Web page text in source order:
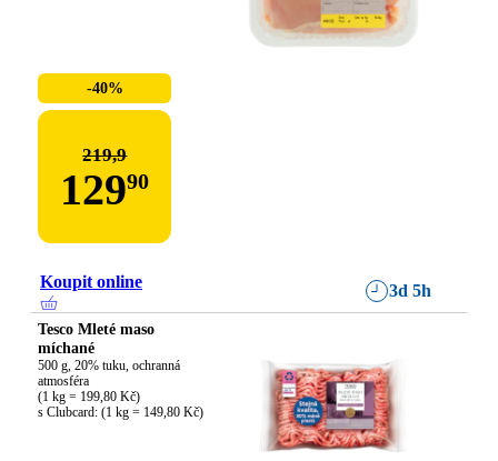
-40%
219,9
12990
Koupit online 3d 5h
Tesco Mleté maso
míchané
500 g, 20% tuku, ochranná
atmosféra
(1 kg = 199,80 Kč)
s Clubcard: (1 kg = 149,80 Kč)